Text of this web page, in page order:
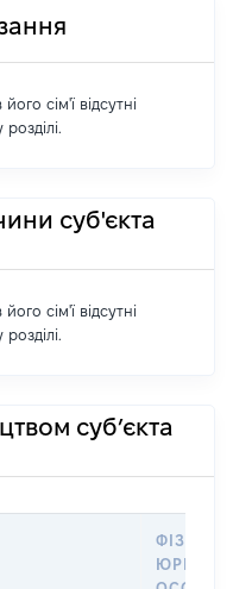
сім'ї відсутні
суб'єкта
сім'ї відсутні
суб’єкта